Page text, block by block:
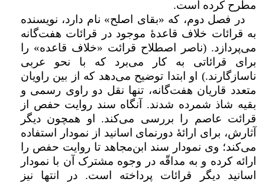
مطرح کرده است.
در فصل دوم، که «بقای اصلح» نام دارد، نویسنده
به قرائات خلاف قاعدۀ موجود در قرائات هفت‌گانه
می‌پردازد. (ناصر اصطلاح قرائت «خلاف قاعده» را
برای قرائاتی به‌ کار می‌برد که با نحو عربی
ناسازگارند.) او ابتدا توضیح می‌دهد که از بین راویان
متعدد قاریان هفت‌گانه، تنها نقل دو راوی رسمی و
بقیه شاذ شمرده شدند. آنگاه سند روایت حفص از
قرائت عاصم را بررسی می‌کند. او همچون دیگر
آثارش، برای ارائۀ دورنمای اسانید از نمودار استفاده
می‌کند؛ وی نمودار سند ابن‌مجاهد تا روایت حفص را
ارائه کرده و به مداقّه در وجوه مشترک آن با نمودار
اسانید دیگر قرائات پرداخته است. در انتها نیز